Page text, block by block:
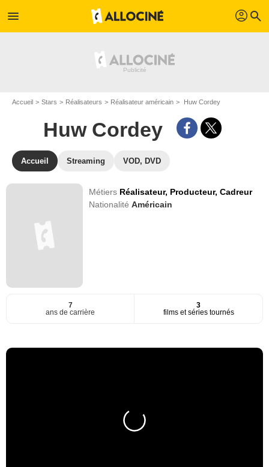
menu profil search
Accueil Stars Réalisateurs Réalisateur américain Huw Cordey
Huw Cordey
Accueil Streaming VOD, DVD
Métiers Réalisateur, Producteur,Cadreur
NationalitéAméricain
7
ans de carrière
3
films et séries tournés